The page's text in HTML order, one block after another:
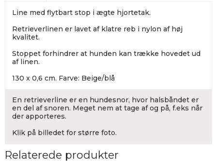
Line med flytbart stop i ægte hjortetak.
Retrieverlinen er lavet af klatre reb i nylon af høj
kvalitet.
Stoppet forhindrer at hunden kan trække hovedet ud
af linen.
130 x 0,6 cm. Farve: Beige/blå
En retrieverline er en hundesnor, hvor halsbåndet er
en del af snoren. Meget nem at tage af og på, f.eks når
der apporteres.
Klik på billedet for større foto.
Relaterede produkter